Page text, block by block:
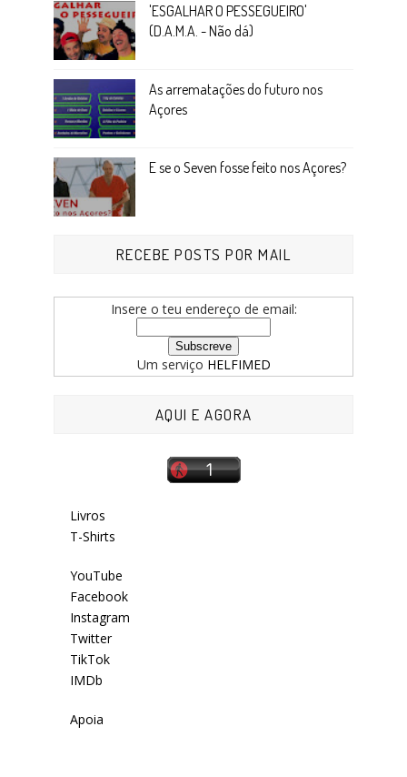
'ESGALHAR O PESSEGUEIRO'
(D.A.M.A. - Não dá)
As arrematações do futuro nos
Açores
E se o Seven fosse feito nos Açores?
RECEBE POSTS POR MAIL
Insere o teu endereço de email:
Um serviço HELFIMED
AQUI E AGORA
Livros
T-Shirts
YouTube
Facebook
Instagram
Twitter
TikTok
IMDb
Apoia